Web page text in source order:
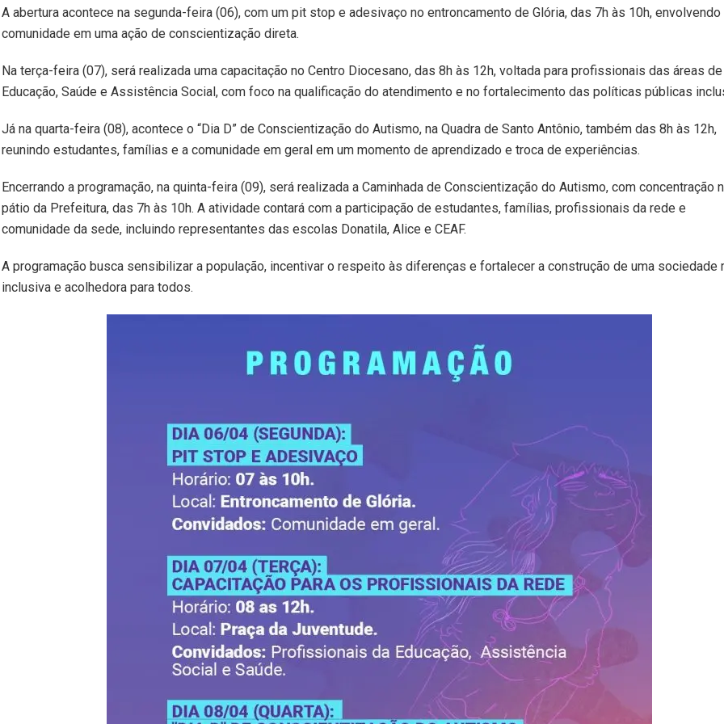
A abertura acontece na segunda-feira (06), com um pit stop e adesivaço no entroncamento de Glória, das 7h às 10h, envolvendo
comunidade em uma ação de conscientização direta.
Na terça-feira (07), será realizada uma capacitação no Centro Diocesano, das 8h às 12h, voltada para profissionais das áreas de
Educação, Saúde e Assistência Social, com foco na qualificação do atendimento e no fortalecimento das políticas públicas
Já na quarta-feira (08), acontece o “Dia D” de Conscientização do Autismo, na Quadra de Santo Antônio, também das 8h às 12h,
reunindo estudantes, famílias e a comunidade em geral em um momento de aprendizado e troca de experiências.
Encerrando a programação, na quinta-feira (09), será realizada a Caminhada de Conscientização do Autismo, com concentração
pátio da Prefeitura, das 7h às 10h. A atividade contará com a participação de estudantes, famílias, profissionais da rede e
comunidade da sede, incluindo representantes das escolas Donatila, Alice e CEAF.
A programação busca sensibilizar a população, incentivar o respeito às diferenças e fortalecer a construção de uma sociedade
inclusiva e acolhedora para todos.